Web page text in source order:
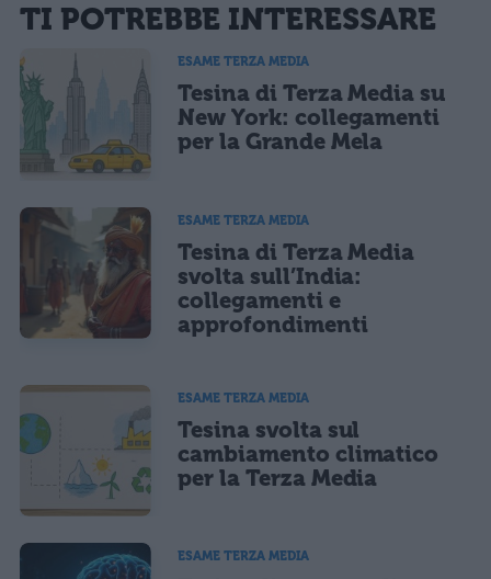
sarà pubblicata. Dichiari di avere preso visione e di accettare quanto previsto dalla
informativa privacy. Pubblicando questo commento dai il consenso affinché un cookie
Ho letto e acconsento l'informativa sulla privacy
Acconsento all'uso dei miei dati da parte di terzi per finalità di
marketing diretto con modalità automatizzate o tradizionali
CONFERMA E PUBBLICA
TI POTREBBE INTERESSARE
ESAME TERZA MEDIA
Tesina di Terza Media su
New York: collegamenti
per la Grande Mela
ESAME TERZA MEDIA
Tesina di Terza Media
svolta sull’India:
collegamenti e
approfondimenti
ESAME TERZA MEDIA
Tesina svolta sul
cambiamento climatico
per la Terza Media
ESAME TERZA MEDIA